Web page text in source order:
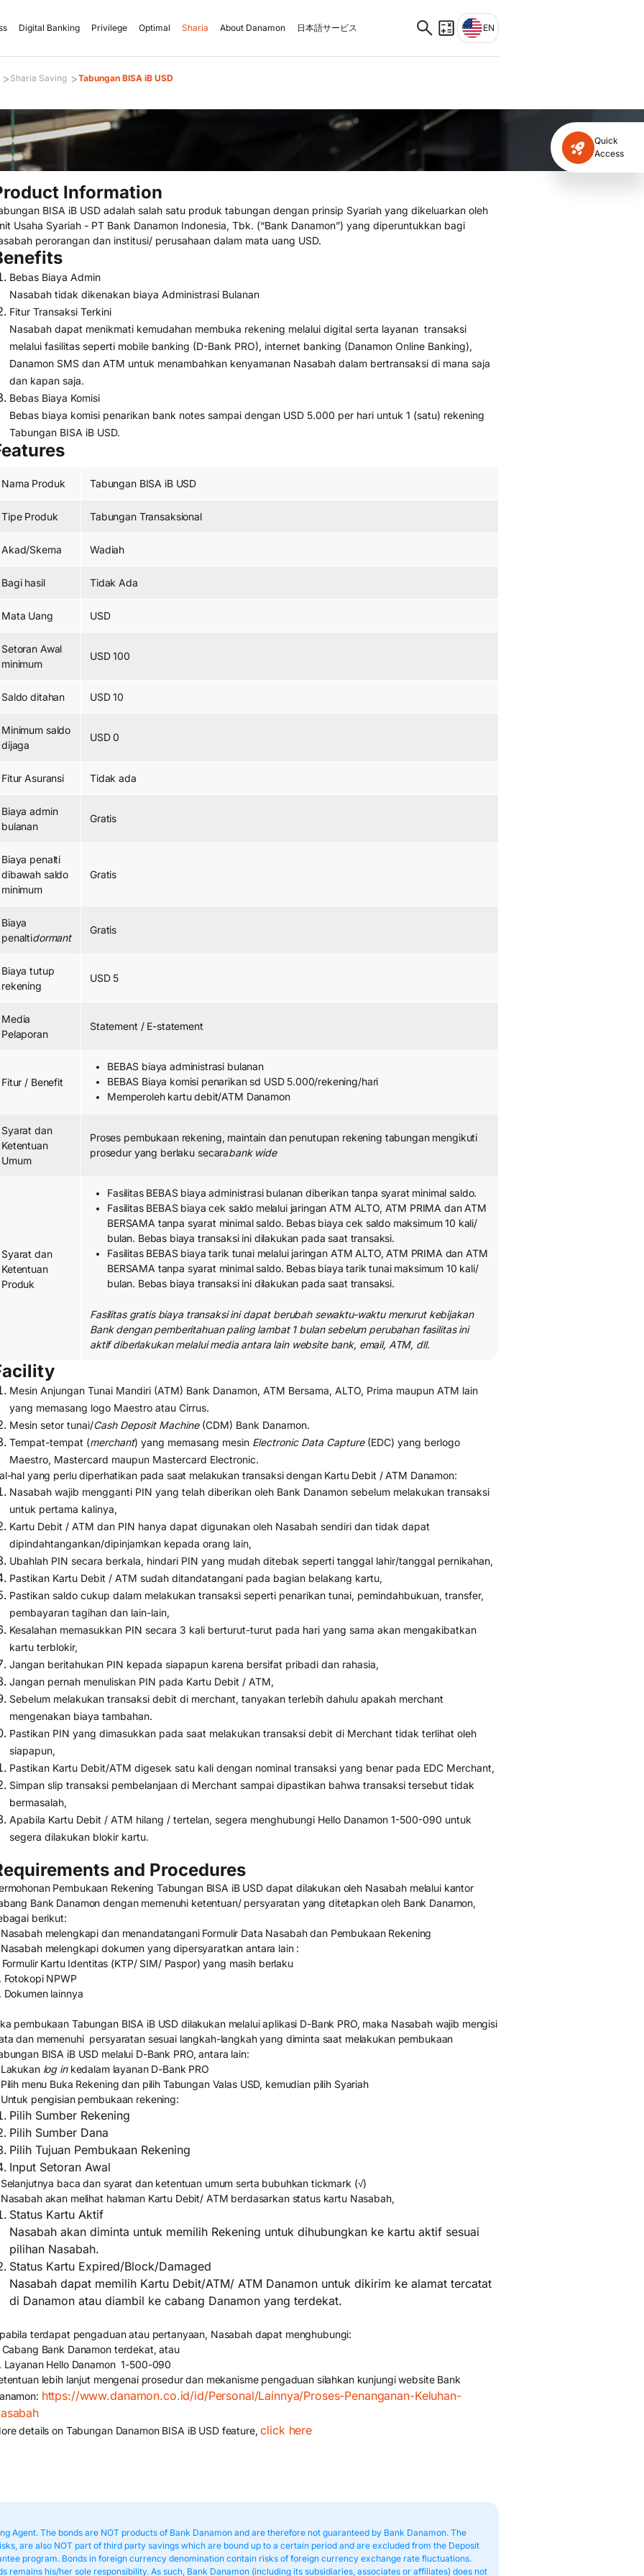
Digital Banking Privilege Optimal Sharia About Danamon 日本語サービス EN
Sharia Saving >Tabungan BISA iB USD
Quick
Access
Information
BISA iB USD adalah salah satu produk tabungan dengan prinsip Syariah yang dikeluarkan oleh
Usaha Syariah - PT Bank Danamon Indonesia, Tbk. (“Bank Danamon”) yang diperuntukkan bagi
perorangan dan institusi/ perusahaan dalam mata uang USD.
Bebas Biaya Admin
Nasabah tidak dikenakan biaya Administrasi Bulanan
Fitur Transaksi Terkini
Nasabah dapat menikmati kemudahan membuka rekening melalui digital serta layanan transaksi
melalui fasilitas seperti mobile banking (D-Bank PRO), internet banking (Danamon Online Banking),
Danamon SMS dan ATM untuk menambahkan kenyamanan Nasabah dalam bertransaksi di mana saja
dan kapan saja.
Bebas Biaya Komisi
Bebas biaya komisi penarikan bank notes sampai dengan USD 5.000 per hari untuk 1 (satu) rekening
Tabungan BISA iB USD.
Nama Produk Tabungan BISA iB USD
Tipe Produk Tabungan Transaksional
Akad/Skema Wadiah
Bagi hasil Tidak Ada
Mata Uang USD
Setoran Awal
minimum
USD 100
Saldo ditahan USD 10
Minimum saldo
dijaga
USD 0
Fitur Asuransi Tidak ada
Biaya admin
bulanan
Gratis
Biaya penalti
dibawah saldo
minimum
Gratis
Biaya
penaltidormant
Gratis
Biaya tutup
rekening
USD 5
Media
Pelaporan
Statement / E-statement
Fitur / Benefit
BEBAS biaya administrasi bulanan
BEBAS Biaya komisi penarikan sd USD 5.000/rekening/hari
Memperoleh kartu debit/ATM Danamon
Syarat dan
Ketentuan
Umum
Proses pembukaan rekening, maintain dan penutupan rekening tabungan mengikuti
prosedur yang berlaku secarabank wide
Syarat dan
Ketentuan
Produk
Fasilitas BEBAS biaya administrasi bulanan diberikan tanpa syarat minimal saldo.
Fasilitas BEBAS biaya cek saldo melalui jaringan ATM ALTO, ATM PRIMA dan ATM
BERSAMA tanpa syarat minimal saldo. Bebas biaya cek saldo maksimum 10 kali/
bulan. Bebas biaya transaksi ini dilakukan pada saat transaksi.
Fasilitas BEBAS biaya tarik tunai melalui jaringan ATM ALTO, ATM PRIMA dan ATM
BERSAMA tanpa syarat minimal saldo. Bebas biaya tarik tunai maksimum 10 kali/
bulan. Bebas biaya transaksi ini dilakukan pada saat transaksi.
Fasilitas gratis biaya transaksi ini dapat berubah sewaktu-waktu menurut kebijakan
Bank dengan pemberitahuan paling lambat 1 bulan sebelum perubahan fasilitas ini
aktif diberlakukan melalui media antara lain website bank, email, ATM, dll.
Mesin Anjungan Tunai Mandiri (ATM) Bank Danamon, ATM Bersama, ALTO, Prima maupun ATM lain
yang memasang logo Maestro atau Cirrus.
Mesin setor tunai/Cash Deposit Machine(CDM) Bank Danamon.
Tempat-tempat (merchant) yang memasang mesin Electronic Data Capture(EDC) yang berlogo
Maestro, Mastercard maupun Mastercard Electronic.
hal yang perlu diperhatikan pada saat melakukan transaksi dengan Kartu Debit / ATM Danamon:
Nasabah wajib mengganti PIN yang telah diberikan oleh Bank Danamon sebelum melakukan transaksi
untuk pertama kalinya,
Kartu Debit / ATM dan PIN hanya dapat digunakan oleh Nasabah sendiri dan tidak dapat
dipindahtangankan/dipinjamkan kepada orang lain,
Ubahlah PIN secara berkala, hindari PIN yang mudah ditebak seperti tanggal lahir/tanggal pernikahan,
Pastikan Kartu Debit / ATM sudah ditandatangani pada bagian belakang kartu,
Pastikan saldo cukup dalam melakukan transaksi seperti penarikan tunai, pemindahbukuan, transfer,
pembayaran tagihan dan lain-lain,
Kesalahan memasukkan PIN secara 3 kali berturut-turut pada hari yang sama akan mengakibatkan
kartu terblokir,
Jangan beritahukan PIN kepada siapapun karena bersifat pribadi dan rahasia,
Jangan pernah menuliskan PIN pada Kartu Debit / ATM,
Sebelum melakukan transaksi debit di merchant, tanyakan terlebih dahulu apakah merchant
mengenakan biaya tambahan.
Pastikan PIN yang dimasukkan pada saat melakukan transaksi debit di Merchant tidak terlihat oleh
siapapun,
Pastikan Kartu Debit/ATM digesek satu kali dengan nominal transaksi yang benar pada EDC Merchant,
Simpan slip transaksi pembelanjaan di Merchant sampai dipastikan bahwa transaksi tersebut tidak
bermasalah,
Apabila Kartu Debit / ATM hilang / tertelan, segera menghubungi Hello Danamon 1-500-090 untuk
segera dilakukan blokir kartu.
and Procedures
Pembukaan Rekening Tabungan BISA iB USD dapat dilakukan oleh Nasabah melalui kantor
Bank Danamon dengan memenuhi ketentuan/ persyaratan yang ditetapkan oleh Bank Danamon,
berikut:
melengkapi dan menandatangani Formulir Data Nasabah dan Pembukaan Rekening
melengkapi dokumen yang dipersyaratkan antara lain :
Formulir Kartu Identitas (KTP/ SIM/ Paspor) yang masih berlaku
Fotokopi NPWP
Dokumen lainnya
pembukaan Tabungan BISA iB USD dilakukan melalui aplikasi D-Bank PRO, maka Nasabah wajib mengisi
dan memenuhi persyaratan sesuai langkah-langkah yang diminta saat melakukan pembukaan
BISA iB USD melalui D-Bank PRO, antara lain:
log inkedalam layanan D-Bank PRO
menu Buka Rekening dan pilih Tabungan Valas USD, kemudian pilih Syariah
pengisian pembukaan rekening:
Pilih Sumber Rekening
Pilih Sumber Dana
Pilih Tujuan Pembukaan Rekening
Input Setoran Awal
baca dan syarat dan ketentuan umum serta bubuhkan tickmark (√)
akan melihat halaman Kartu Debit/ ATM berdasarkan status kartu Nasabah,
Status Kartu Aktif
Nasabah akan diminta untuk memilih Rekening untuk dihubungkan ke kartu aktif sesuai
pilihan Nasabah.
Status Kartu Expired/Block/Damaged
Nasabah dapat memilih Kartu Debit/ATM/ ATM Danamon untuk dikirim ke alamat tercatat
di Danamon atau diambil ke cabang Danamon yang terdekat.
terdapat pengaduan atau pertanyaan, Nasabah dapat menghubungi:
Cabang Bank Danamon terdekat, atau
Layanan Hello Danamon 1-500-090
lebih lanjut mengenai prosedur dan mekanisme pengaduan silahkan kunjungi website Bank
https://www.danamon.co.id/id/Personal/Lainnya/Proses-Penanganan-Keluhan-
details on Tabungan Danamon BISA iB USD feature,click here
Agent. The bonds are NOT products of Bank Danamon and are therefore not guaranteed by Bank Danamon. The
are also NOT part of third party savings which are bound up to a certain period and are excluded from the Deposit
program. Bonds in foreign currency denomination contain risks of foreign currency exchange rate fluctuations.
remains his/her sole responsibility. As such, Bank Danamon (including its subsidiaries, associates or affiliates) does not